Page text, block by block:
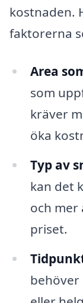
kostnaden.
faktorerna
Area
som
kräver
öka
Typ av
kan det
och
priset.